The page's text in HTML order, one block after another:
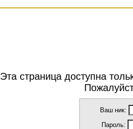
Эта страница доступна
Ваш ник:
Пароль: